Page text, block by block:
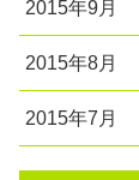
2015年9月
2015年8月
2015年7月